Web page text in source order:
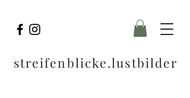
streifenblicke.lustbilder